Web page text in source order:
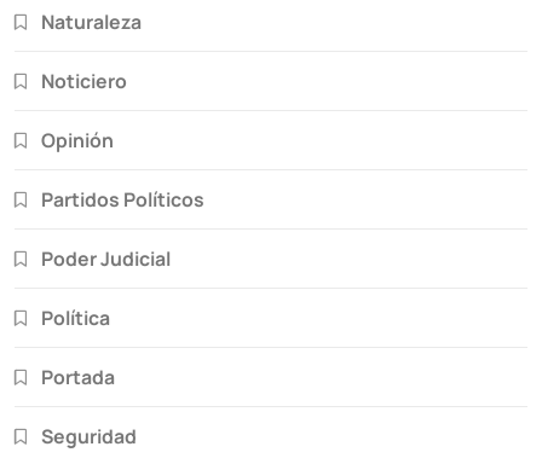
Naturaleza
Noticiero
Opinión
Partidos Políticos
Poder Judicial
Política
Portada
Seguridad